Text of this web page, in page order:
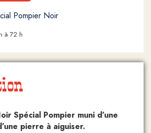
Pompier Noir
à 72 h
Spécial Pompier muni d’une
pierre à aiguiser.